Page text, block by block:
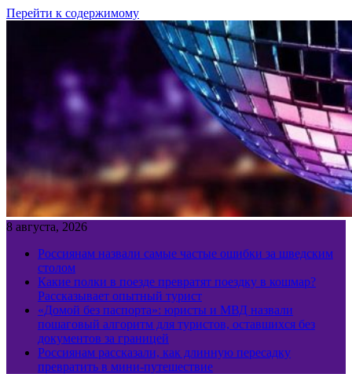
Перейти к содержимому
8 августа, 2026
Россиянам назвали самые частые ошибки за шведским
столом
Какие полки в поезде превратят поездку в кошмар?
Рассказывает опытный турист
«Домой без паспорта»: юристы и МВД назвали
пошаговый алгоритм для туристов, оставшихся без
документов за границей
Россиянам рассказали, как длинную пересадку
превратить в мини-путешествие